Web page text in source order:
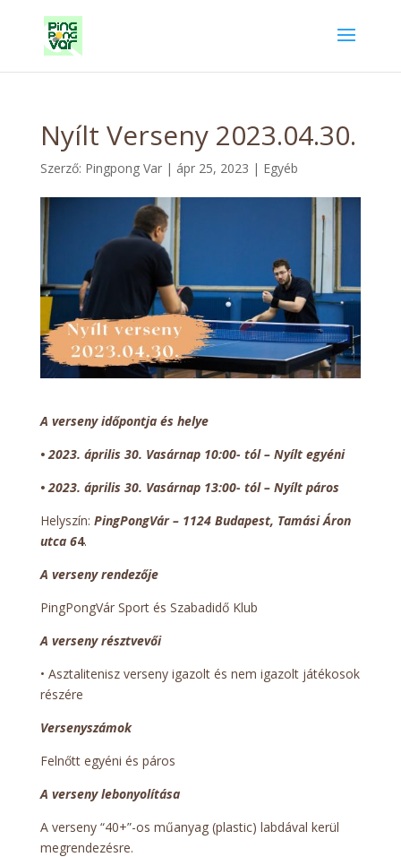
Nyílt Verseny 2023.04.30.
Szerző: Pingpong Var| ápr 25, 2023 | Egyéb
A verseny időpontja és helye
• 2023. április 30. Vasárnap 10:00- tól – Nyílt egyéni
• 2023. április 30. Vasárnap 13:00- tól – Nyílt páros
Helyszín: PingPongVár – 1124 Budapest, Tamási Áron
utca 64.
A verseny rendezője
PingPongVár Sport és Szabadidő Klub
A verseny résztvevői
• Asztalitenisz verseny igazolt és nem igazolt játékosok
részére
Versenyszámok
Felnőtt egyéni és páros
A verseny lebonyolítása
A verseny “40+”-os műanyag (plastic) labdával kerül
megrendezésre.